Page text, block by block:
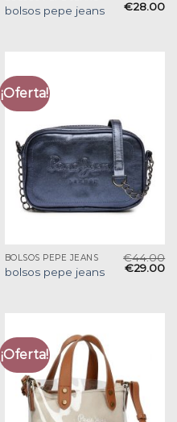
bolsos pepe jeans
€28.00
¡Oferta!
BOLSOS PEPE JEANS
bolsos pepe jeans
€44.00
€29.00
¡Oferta!